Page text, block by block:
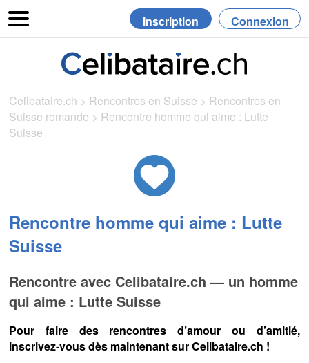
Inscription Connexion
Celibataire.ch > Rencontres en Suisse > Rencontres en
Suisse romande > Rencontre homme qui aime : Lutte
Suisse
Rencontre homme qui aime : Lutte
Suisse
Rencontre avec Celibataire.ch — un homme
qui aime : Lutte Suisse
Pour faire des rencontres d’amour ou d’amitié,
inscrivez-vous dès maintenant sur Celibataire.ch !